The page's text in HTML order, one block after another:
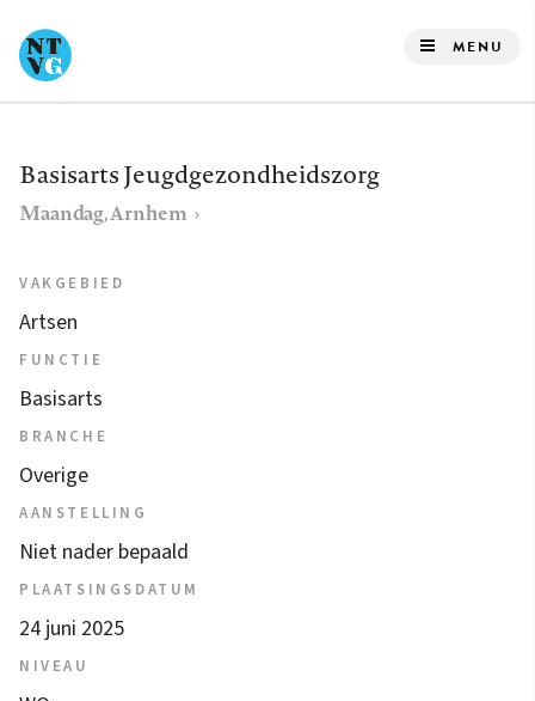
naar
de
gaan
MENU
Basisarts Jeugdgezondheidszorg
Maandag, Arnhem
VAKGEBIED
Artsen
FUNCTIE
Basisarts
BRANCHE
Overige
AANSTELLING
Niet nader bepaald
PLAATSINGSDATUM
24 juni 2025
NIVEAU